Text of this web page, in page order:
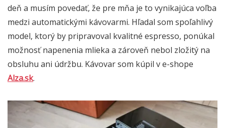
deň a musím povedať, že pre mňa je to vynikajúca voľba
medzi automatickými kávovarmi. Hľadal som spoľahlivý
model, ktorý by pripravoval kvalitné espresso, ponúkal
možnosť napenenia mlieka a zároveň nebol zložitý na
obsluhu ani údržbu. Kávovar som kúpil v e-shope
Alza.sk.